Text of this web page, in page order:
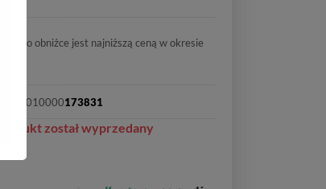
Cena po obniżce jest najniższą ceną w okresie
2010000173831
Produkt został wyprzedany